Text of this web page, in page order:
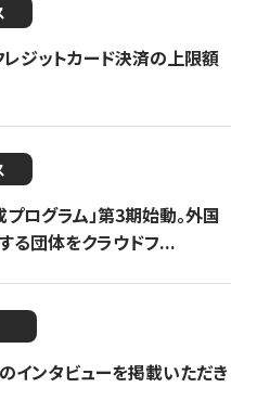
ジットカード決済の上限額
ログラム」第3期始動。外国
る団体をクラウドフ...
インタビューを掲載いただき